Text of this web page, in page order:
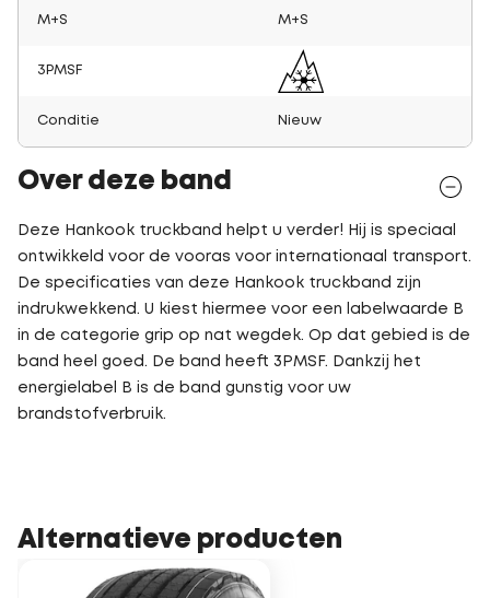
M+S M+S
3PMSF
Conditie Nieuw
Over deze band
Deze Hankook truckband helpt u verder! Hij is speciaal
ontwikkeld voor de vooras voor internationaal transport.
De specificaties van deze Hankook truckband zijn
indrukwekkend. U kiest hiermee voor een labelwaarde B
in de categorie grip op nat wegdek. Op dat gebied is de
band heel goed. De band heeft 3PMSF. Dankzij het
energielabel B is de band gunstig voor uw
brandstofverbruik.
Alternatieve producten